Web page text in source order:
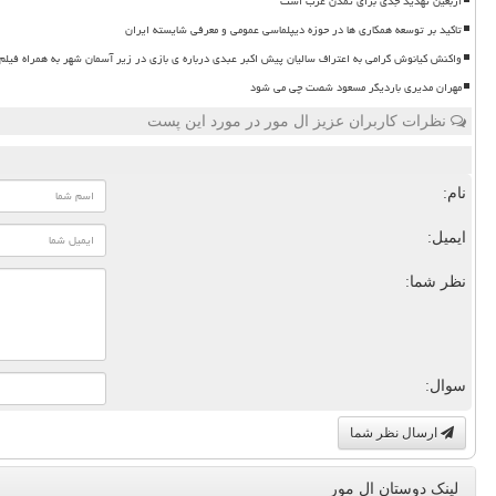
تاکید بر توسعه همکاری ها در حوزه دیپلماسی عمومی و معرفی شایسته ایران
واکنش کیانوش گرامی به اعتراف سالیان پیش اکبر عبدی درباره ی بازی در زیر آسمان شهر به همراه فیلم
مهران مدیری باردیگر مسعود شصت چی می شود
نظرات کاربران عزیز ال مور در مورد این پست
نام:
ایمیل:
نظر شما:
سوال:
ارسال نظر شما
لینک دوستان ال مور